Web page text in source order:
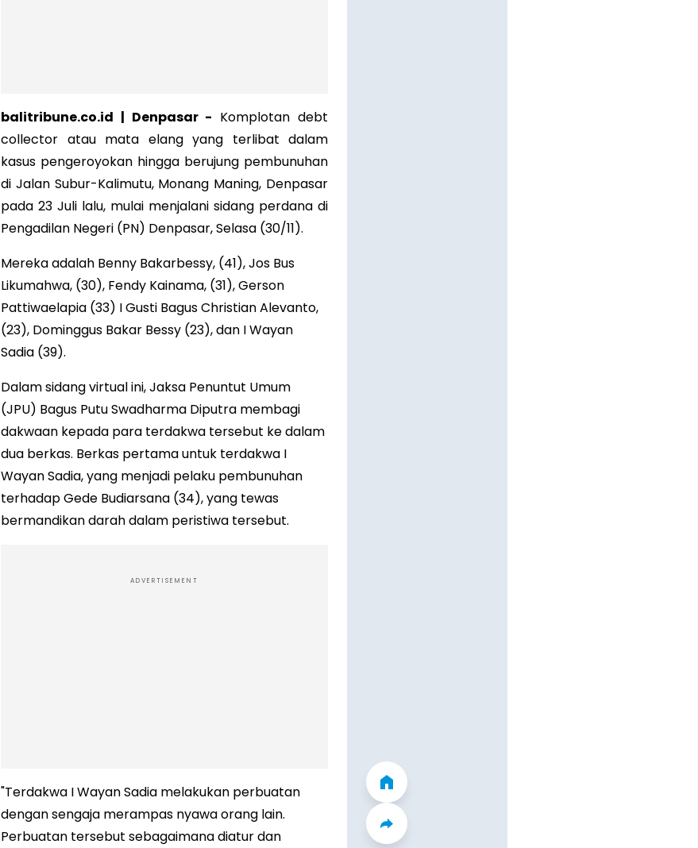
balitribune.co.id | Denpasar - Komplotan debt
collector atau mata elang yang terlibat dalam
kasus pengeroyokan hingga berujung pembunuhan
di Jalan Subur-Kalimutu, Monang Maning, Denpasar
pada 23 Juli lalu, mulai menjalani sidang perdana di
Pengadilan Negeri (PN) Denpasar, Selasa (30/11).
Mereka adalah Benny Bakarbessy, (41), Jos Bus
Likumahwa, (30), Fendy Kainama, (31), Gerson
Pattiwaelapia (33) I Gusti Bagus Christian Alevanto,
(23), Dominggus Bakar Bessy (23), dan I Wayan
Sadia (39).
Dalam sidang virtual ini, Jaksa Penuntut Umum
(JPU) Bagus Putu Swadharma Diputra membagi
dakwaan kepada para terdakwa tersebut ke dalam
dua berkas. Berkas pertama untuk terdakwa I
Wayan Sadia, yang menjadi pelaku pembunuhan
terhadap Gede Budiarsana (34), yang tewas
bermandikan darah dalam peristiwa tersebut.
ADVERTISEMENT
"Terdakwa I Wayan Sadia melakukan perbuatan
dengan sengaja merampas nyawa orang lain.
Perbuatan tersebut sebagaimana diatur dan